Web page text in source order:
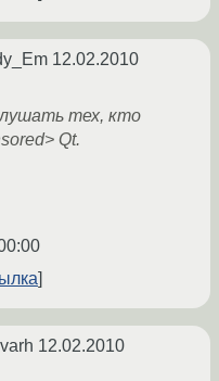
12.02.2010
тех, кто
Qt.
12.02.2010